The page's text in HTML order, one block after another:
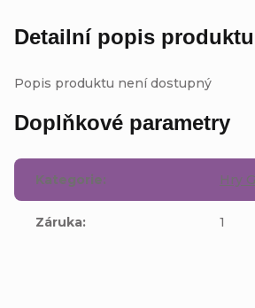
Detailní popis produktu
Popis produktu není dostupný
Doplňkové parametry
Kategorie: Hry
Záruka: 1